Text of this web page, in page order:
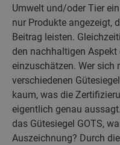
Umwelt und/oder Tier
nur Produkte angezeigt,
Beitrag leisten.
den nachhaltigen Aspekt
einzuschätzen. Wer sich
verschiedenen
kaum, was die
eigentlich genau
das Gütesiegel GOTS,
Auszeichnung? Durch